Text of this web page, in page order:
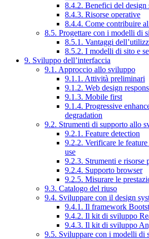
8.4.2. Benefici del design
8.4.3. Risorse operative
8.4.4. Come contribuire
8.5. Progettare con i modelli di
8.5.1. Vantaggi
8.5.2. I modelli di sito e
9. Sviluppo dell’interfaccia
9.1. Approccio allo sviluppo
9.1.1. Attività preliminari
9.1.2. Web design
9.1.3. Mobile first
9.1.4. Progressive
degradation
9.2. Strumenti di supporto allo
9.2.1. Feature detection
9.2.2. Verificare le
use
9.2.3. Strumenti e risorse
9.2.4. Supporto browser
9.2.5. Misurare le
9.3. Catalogo del riuso
9.4. Sviluppare con il design
9.4.1. Il framework
9.4.2. Il kit di sviluppo
9.4.3. Il kit di sviluppo
9.5. Sviluppare con i modelli di